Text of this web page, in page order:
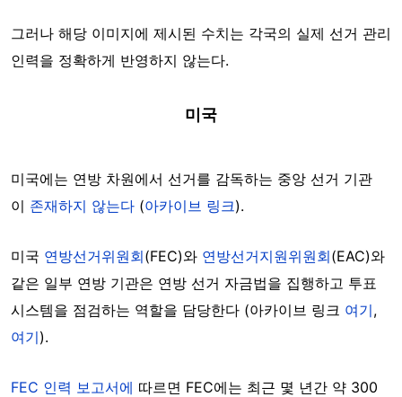
그러나 해당 이미지에 제시된 수치는 각국의 실제 선거 관리
인력을 정확하게 반영하지 않는다.
미국
미국에는 연방 차원에서 선거를 감독하는 중앙 선거 기관
이 존재하지 않는다 (아카이브 링크).
미국 연방선거위원회(FEC)와 연방선거지원위원회(EAC)와
같은 일부 연방 기관은 연방 선거 자금법을 집행하고 투표
시스템을 점검하는 역할을 담당한다 (아카이브 링크 여기,
여기).
FEC 인력 보고서에 따르면 FEC에는 최근 몇 년간 약 300